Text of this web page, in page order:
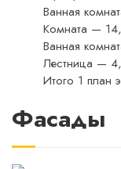
Ванная
Комната —
Ванная
Лестница —
Итого 1 план
Фасады